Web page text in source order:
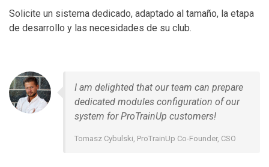
Solicite un sistema dedicado, adaptado al tamaño, la etapa
de desarrollo y las necesidades de su club.
I am delighted that our team can prepare
dedicated modules configuration of our
system for ProTrainUp customers!
Tomasz Cybulski, ProTrainUp Co-Founder, CSO